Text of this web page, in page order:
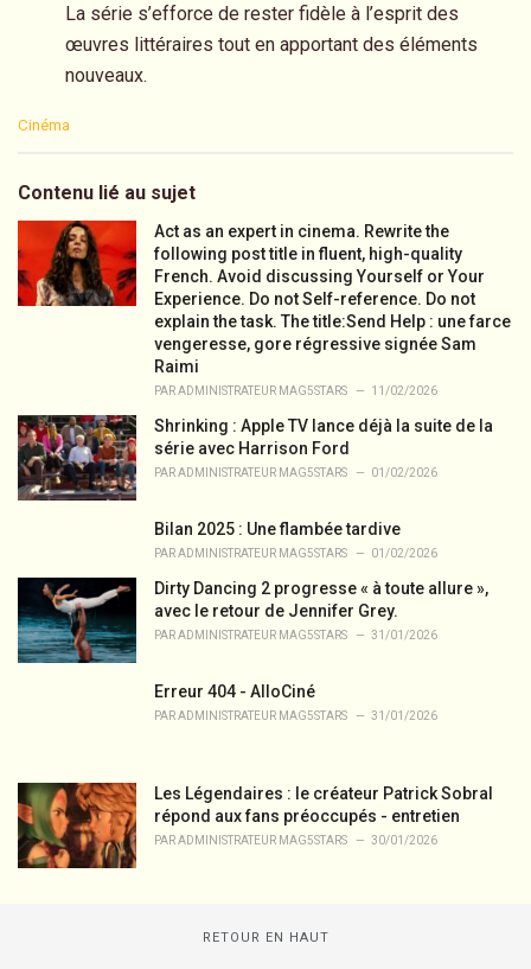
La série s’efforce de rester fidèle à l’esprit des
œuvres littéraires tout en apportant des éléments
nouveaux.
C
e
r
i
e
Cinéma
Contenu lié au sujet
Act as an expert in cinema. Rewrite the
following post title in fluent, high-quality
French. Avoid discussing Yourself or Your
Experience. Do not Self-reference. Do not
explain the task. The title:Send Help : une farce
vengeresse, gore régressive signée Sam
Raimi
PARADMINISTRATEUR MAG5STARS 11/02/2026
Shrinking : Apple TV lance déjà la suite de la
série avec Harrison Ford
PARADMINISTRATEUR MAG5STARS 01/02/2026
Bilan 2025 : Une flambée tardive
PARADMINISTRATEUR MAG5STARS 01/02/2026
Dirty Dancing 2 progresse « à toute allure »,
avec le retour de Jennifer Grey.
PARADMINISTRATEUR MAG5STARS 31/01/2026
Erreur 404 - AlloCiné
PARADMINISTRATEUR MAG5STARS 31/01/2026
Les Légendaires : le créateur Patrick Sobral
répond aux fans préoccupés - entretien
PARADMINISTRATEUR MAG5STARS 30/01/2026
RETOUR EN HAUT